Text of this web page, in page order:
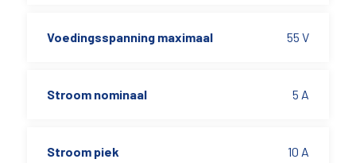
Voedingsspanning maximaal 55 V
Stroom nominaal 5 A
Stroom piek 10 A